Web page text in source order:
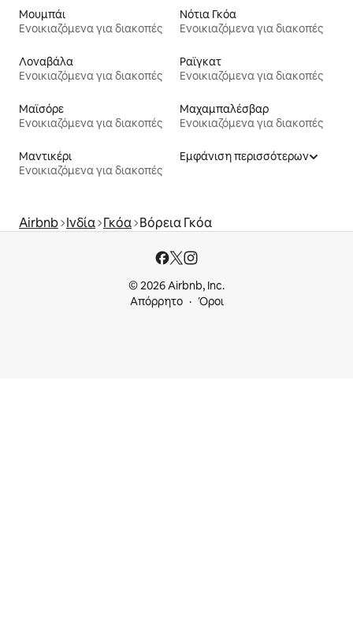
Μουμπάι
Ενοικιαζόμενα για διακοπές
Νότια Γκόα
Ενοικιαζόμενα για διακοπές
Λοναβάλα
Ενοικιαζόμενα για διακοπές
Ραϊγκατ
Ενοικιαζόμενα για διακοπές
Μαϊσόρε
Ενοικιαζόμενα για διακοπές
Μαχαμπαλέσβαρ
Ενοικιαζόμενα για διακοπές
Μαντικέρι
Ενοικιαζόμενα για διακοπές
Εμφάνιση περισσότερων
Airbnb Ινδία Γκόα Βόρεια Γκόα
© 2026 Airbnb, Inc.
Απόρρητο
Όροι